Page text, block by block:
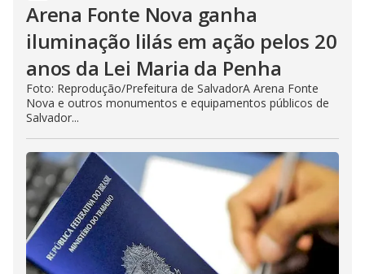
Arena Fonte Nova ganha
iluminação lilás em ação pelos 20
anos da Lei Maria da Penha
Foto: Reprodução/Prefeitura de SalvadorA Arena Fonte
Nova e outros monumentos e equipamentos públicos de
Salvador...